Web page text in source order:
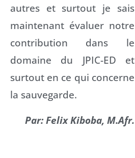
autres et surtout je sais
maintenant évaluer notre
contribution dans le
domaine du JPIC-ED et
surtout en ce qui concerne
la sauvegarde.
Par: Felix Kiboba, M.Afr.